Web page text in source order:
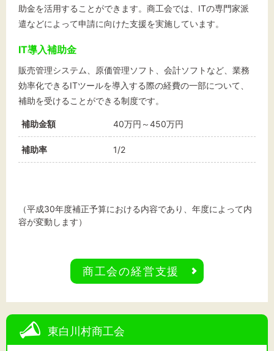
東白川村商工会
助金を活用することができます。商工会では、ITの専門家派
遣などによって申請に向けた支援を実施しています。
IT導入補助金
販売管理システム、原価管理ソフト、会計ソフトなど、業務
効率化できるITツールを導入する際の経費の一部について、
補助を受けることができる制度です。
補助金額 40万円～450万円
補助率 1/2
（平成30年度補正予算における内容であり、年度によって内
容が変動します）
商工会の経営支援